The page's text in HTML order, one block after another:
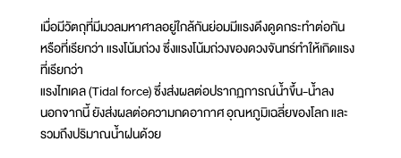
เมื่อมีวัตถุที่มีมวลมหาศาลอยู่ใกล้กันย่อมมีแรงดึงดูดกระทำต่อกัน
หรือที่เรียกว่า แรงโน้มถ่วง ซึ่งแรงโน้มถ่วงของดวงจันทร์ทำให้เกิดแรง
ที่เรียกว่า
แรงไทเดล (Tidal force) ซึ่งส่งผลต่อปรากฏการณ์น้ำขึ้น-น้ำลง
นอกจากนี้ ยังส่งผลต่อความกดอากาศ อุณหภูมิเฉลี่ยของโลก และ
รวมถึงปริมาณน้ำฝนด้วย